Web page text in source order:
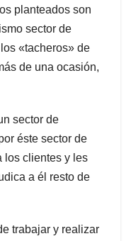
planteados son
sector de
«tacheros» de
de una ocasión,
sector de
éste sector de
los clientes y les
a él resto de
trabajar y realizar